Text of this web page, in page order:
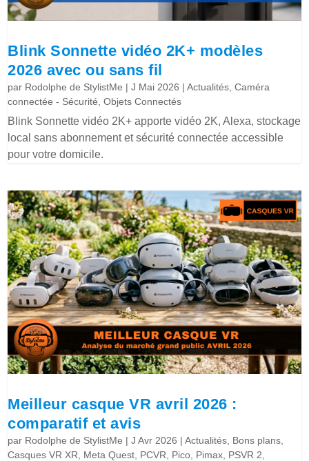
Blink Sonnette vidéo 2K+ modèles
2026 avec ou sans fil
par Rodolphe de StylistMe |J Mai 2026 |Actualités,Caméra
connectée - Sécurité,Objets Connectés
Blink Sonnette vidéo 2K+ apporte vidéo 2K, Alexa, stockage
local sans abonnement et sécurité connectée accessible
pour votre domicile.
Meilleur casque VR avril 2026 :
comparatif et avis
par Rodolphe de StylistMe |J Avr 2026 |Actualités, Bons plans,
Casques VR XR, Meta Quest, PCVR, Pico, Pimax, PSVR 2,